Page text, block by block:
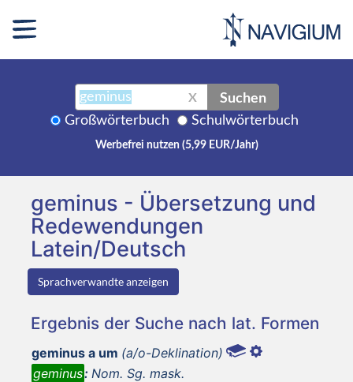
X Suchen
Großwörterbuch Schulwörterbuch
Werbefrei nutzen (5,99 EUR/Jahr)
geminus - Übersetzung und
Redewendungen
Latein/Deutsch
Sprachverwandte anzeigen
Ergebnis der Suche nach lat. Formen
geminus a um (a/o-Deklination)
geminus: Nom. Sg. mask.